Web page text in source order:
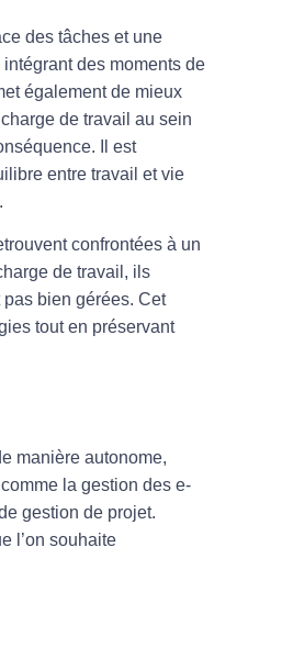
des tâches et une
des moments de
également de mieux
de travail au sein
Il est
entre travail etvie
confrontées à un
de travail, ils
bien gérées. Cet
tout en préservant
manière autonome,
la gestion des e-
gestion de projet.
l’on souhaite